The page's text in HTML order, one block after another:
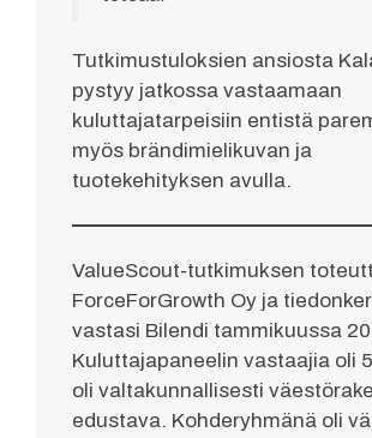
Tutkimustuloksien ansiosta
pystyy jatkossa vastaamaan
kuluttajatarpeisiin entistä
myös brändimielikuvan ja
tuotekehityksen avulla.
ValueScout-tutkimuksen
ForceForGrowth Oy ja
vastasi Bilendi tammikuussa
Kuluttajapaneelin vastaajia oli
oli valtakunnallisesti
edustava. Kohderyhmänä oli